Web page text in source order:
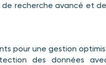
de recherche avancé et
pour une gestion
des données